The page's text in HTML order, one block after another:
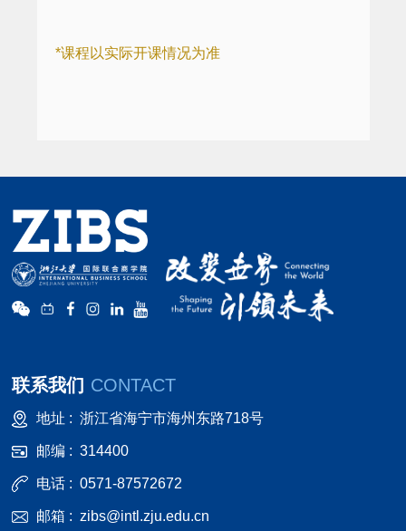
*课程以实际开课情况为准
联系我们 CONTACT
地址 :浙江省海宁市海州东路718号
邮编 :314400
电话 :0571-87572672
邮箱 :zibs@intl.zju.edu.cn